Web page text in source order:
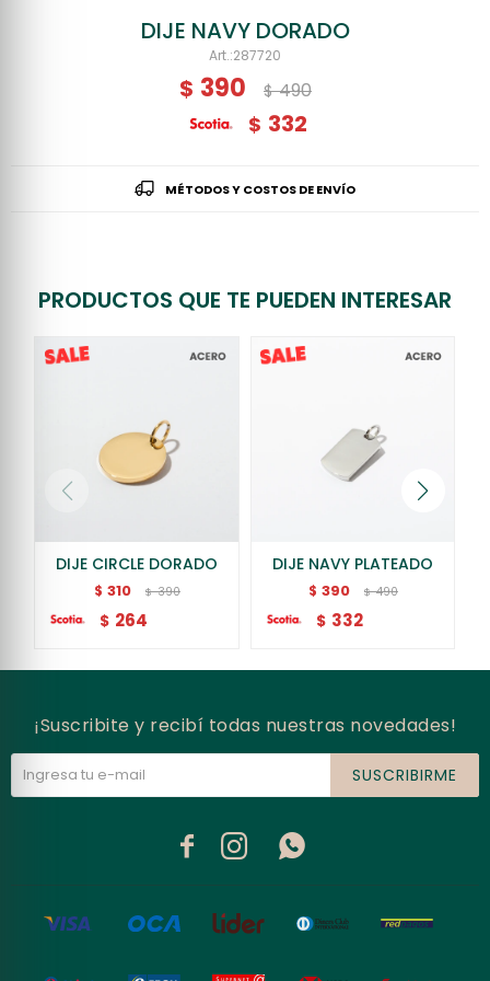
DIJE NAVY DORADO
287720
$ 390 $ 490
$ 332
MÉTODOS Y COSTOS DE ENVÍO
PRODUCTOS QUE TE PUEDEN INTERESAR
DIJE CIRCLE DORADO
$ 310 $ 390
$ 264
DIJE NAVY PLATEADO
$ 390 $ 490
$ 332
¡Suscribite y recibí todas nuestras novedades!
SUSCRIBIRME
  